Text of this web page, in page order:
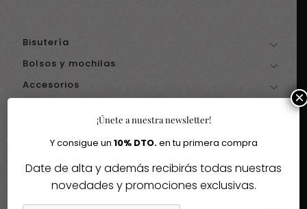
Bisutería
Bolsos y mochilas
Accesorios
Filtrar por precio
Precio
mínimo
Precio
máximo
¡Únete a nuestra newsletter!
Y consigue un 10% DTO.en tu primera compra
Date de alta y además recibirás todas nuestras
novedades y promociones exclusivas.
×